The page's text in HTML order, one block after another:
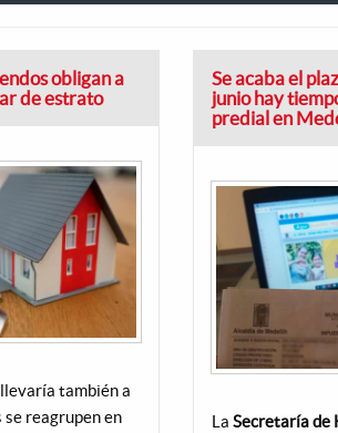
obligan a
de estrato
también a
se reagrupen en
Se acaba el
junio hay
predial en
La Secretaría de